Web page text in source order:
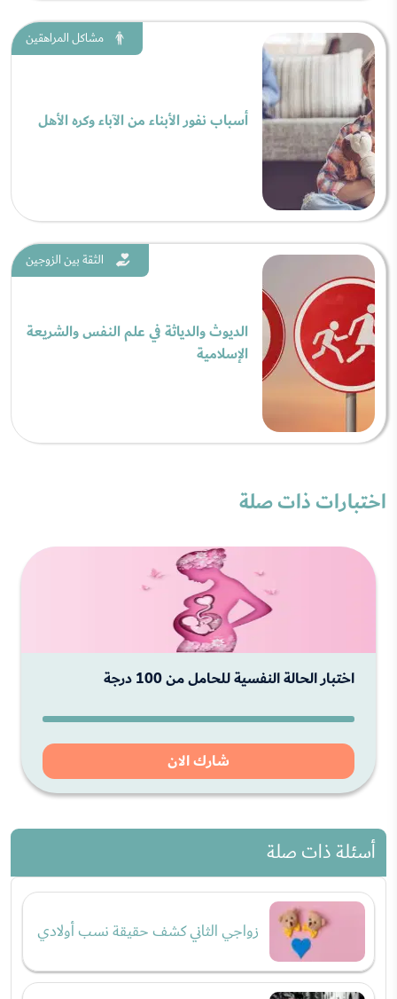
مشاكل المراهقين
أسباب نفور الأبناء من الآباء وكره الأهل
الثقة بين الزوجين
الديوث والدياثة في علم النفس والشريعة
الإسلامية
اختبارات ذات صلة
اختبار الحالة النفسية للحامل من 100 درجة
شارك الان
أسئلة ذات صلة
زواجي الثاني كشف حقيقة نسب أولادي